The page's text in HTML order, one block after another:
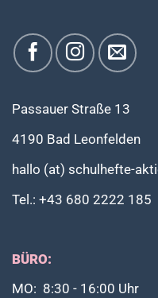
Passauer Straße 13
4190 Bad Leonfelden
hallo (at) schulhefte-
Tel.: +43 680 2222 185
BÜRO:
MO: 8:30 - 16:00 Uhr